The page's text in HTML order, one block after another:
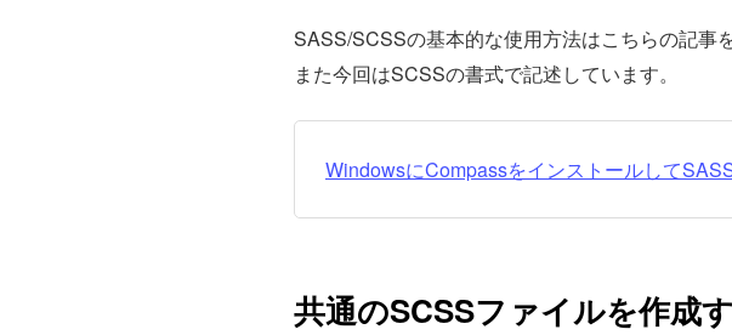
SASS/SCSSの基本的な使用方法はこちらの記事
また今回はSCSSの書式で記述しています。
WindowsにCompassをインストールして
共通のSCSSファイルを作成